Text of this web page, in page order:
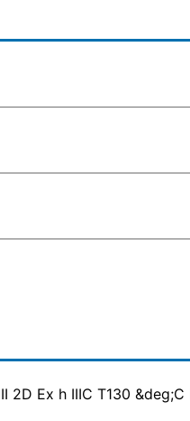
2D Ex h IIIC T130 &deg;C